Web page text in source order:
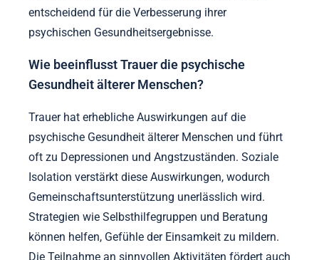
entscheidend für die Verbesserung ihrer
psychischen Gesundheitsergebnisse.
Wie beeinflusst Trauer die psychische
Gesundheit älterer Menschen?
Trauer hat erhebliche Auswirkungen auf die
psychische Gesundheit älterer Menschen und führt
oft zu Depressionen und Angstzuständen. Soziale
Isolation verstärkt diese Auswirkungen, wodurch
Gemeinschaftsunterstützung unerlässlich wird.
Strategien wie Selbsthilfegruppen und Beratung
können helfen, Gefühle der Einsamkeit zu mildern.
Die Teilnahme an sinnvollen Aktivitäten fördert auch